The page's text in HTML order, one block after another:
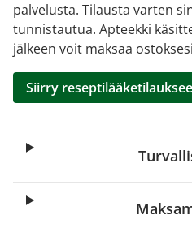
palvelusta. Tilausta varten
tunnistautua. Apteekki
jälkeen voit maksaa
Siirry